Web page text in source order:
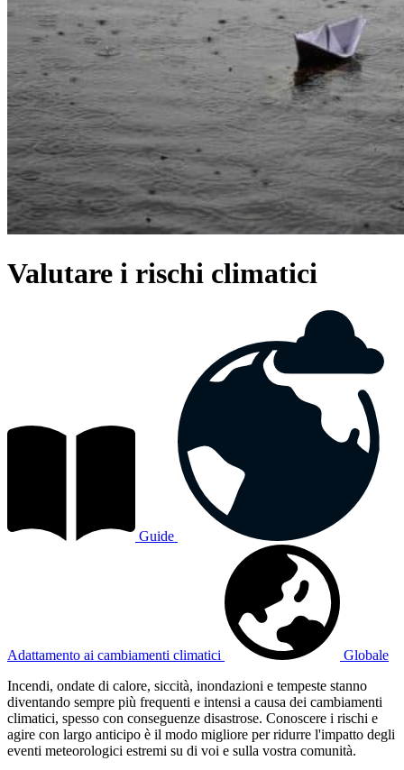
Valutare i rischi climatici
Guide
Adattamento ai cambiamenti climatici
Globale
Incendi, ondate di calore, siccità, inondazioni e tempeste stanno
diventando sempre più frequenti e intensi a causa dei cambiamenti
climatici, spesso con conseguenze disastrose. Conoscere i rischi e
agire con largo anticipo è il modo migliore per ridurre l'impatto degli
eventi meteorologici estremi su di voi e sulla vostra comunità.